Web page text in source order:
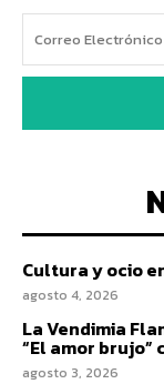
Cultura y ocio
agosto 4, 2026
La Vendimia
“El amor brujo”
agosto 3, 2026